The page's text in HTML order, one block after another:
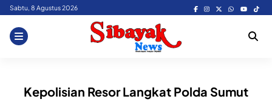
Skip
content
Sabtu, 8 Agustus 2026
Kepolisian Resor Langkat Polda Sumut